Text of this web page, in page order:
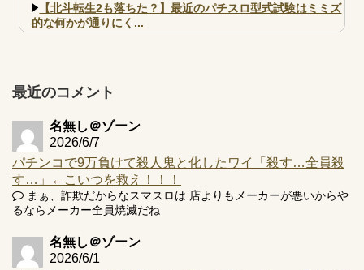
【北斗転生2も落ちた？】最近のパチスロ型式試験はミミズ
的な何かが通りにく...
井の軽い絆？
Powered by livedoor 相互RSS
最近のコメント
名無し＠ゾーン
2026/6/7
パチンコで9万負けて殺人鬼と化したワイ「殺す…全員殺
す…」←こいつを救え！！！
まぁ、詐欺だからなスマスロは 店よりもメーカーが悪いからや
るならメーカー全員焼滅だね
名無し＠ゾーン
2026/6/1